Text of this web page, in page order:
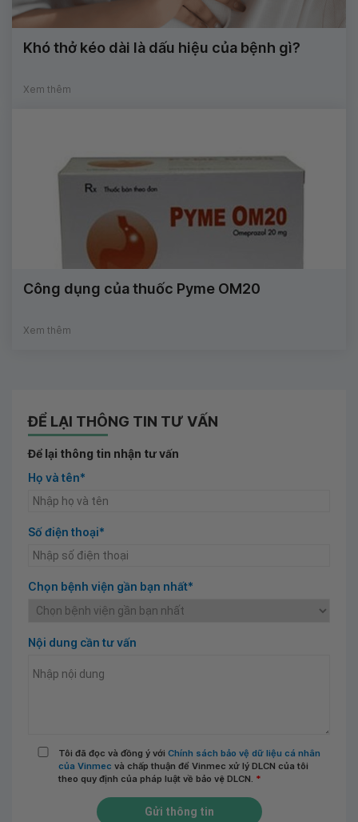
Khó thở kéo dài là dấu hiệu của bệnh gì?
Xem thêm
Công dụng của thuốc Pyme OM20
Xem thêm
ĐỂ LẠI THÔNG TIN TƯ VẤN
Để lại thông tin nhận tư vấn
Họ và tên*
Số điện thoại*
Chọn bệnh viện gần bạn nhất*
Nội dung cần tư vấn
Tôi đã đọc và đồng ý với Chính sách bảo vệ dữ liệu cá nhân
của Vinmec và chấp thuận để Vinmec xử lý DLCN của tôi
theo quy định của pháp luật về bảo vệ DLCN. *
Gửi thông tin